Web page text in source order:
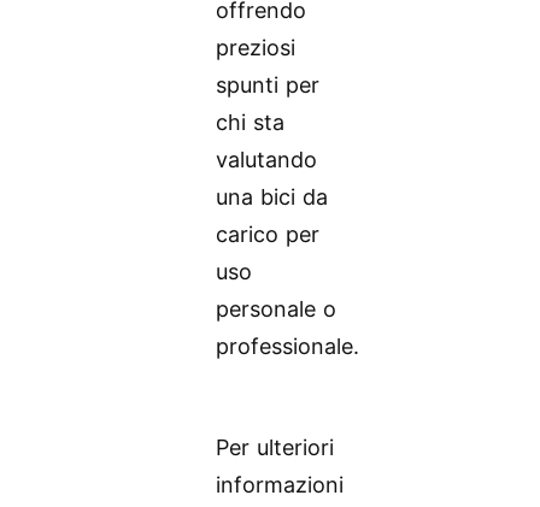
offrendo
preziosi
spunti per
chi sta
valutando
una bici da
carico per
uso
personale o
professionale.
Per ulteriori
informazioni